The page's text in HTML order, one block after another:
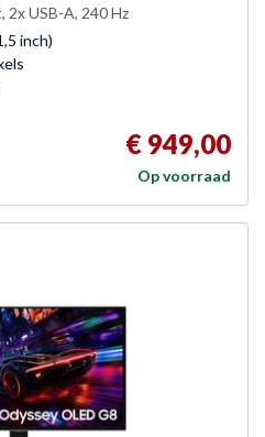
2x USB-A, 240 Hz
inch)
€ 949,00
Op voorraad